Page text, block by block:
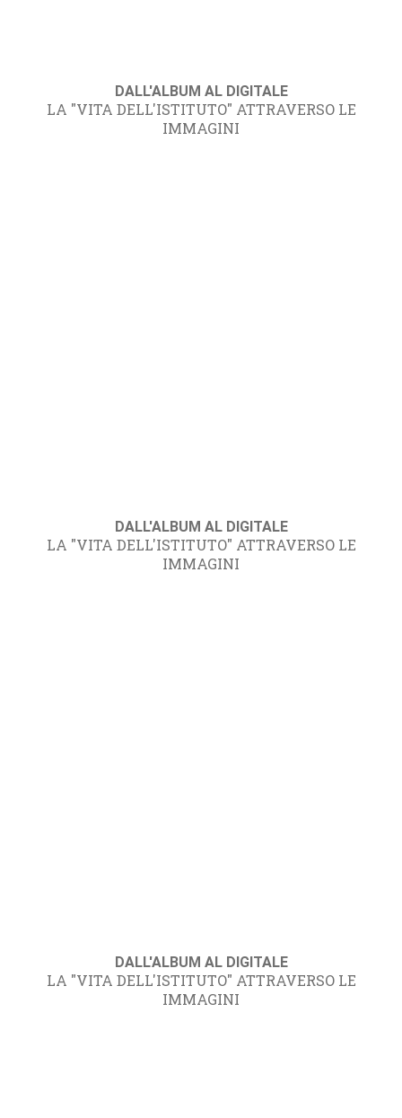
DALL'ALBUM AL DIGITALE
LA "VITA DELL'ISTITUTO" ATTRAVERSO LE
IMMAGINI
DALL'ALBUM AL DIGITALE
LA "VITA DELL'ISTITUTO" ATTRAVERSO LE
IMMAGINI
DALL'ALBUM AL DIGITALE
LA "VITA DELL'ISTITUTO" ATTRAVERSO LE
IMMAGINI